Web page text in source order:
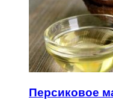
Персиковое